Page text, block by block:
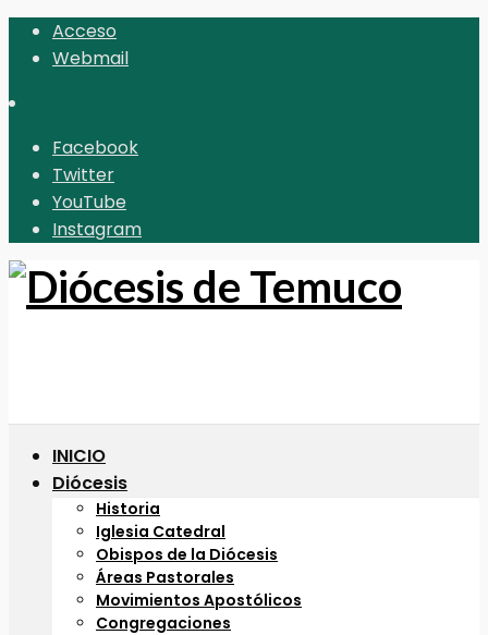
Acceso
Webmail
Facebook
Twitter
YouTube
Instagram
INICIO
Diócesis
Historia
Iglesia Catedral
Obispos de la Diócesis
Áreas Pastorales
Movimientos Apostólicos
Congregaciones